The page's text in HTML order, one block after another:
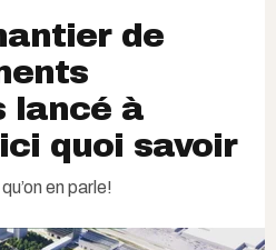
de
lancé à
quoi savoir
en parle!